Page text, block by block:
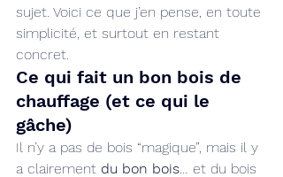
sujet. Voici ce que j’en pense, en toute
simplicité, et surtout en restant
concret.
Ce qui fait un bon bois de
chauffage (et ce qui le
gâche)
Il n’y a pas de bois “magique”, mais il y
a clairement du bon bois … et du bois